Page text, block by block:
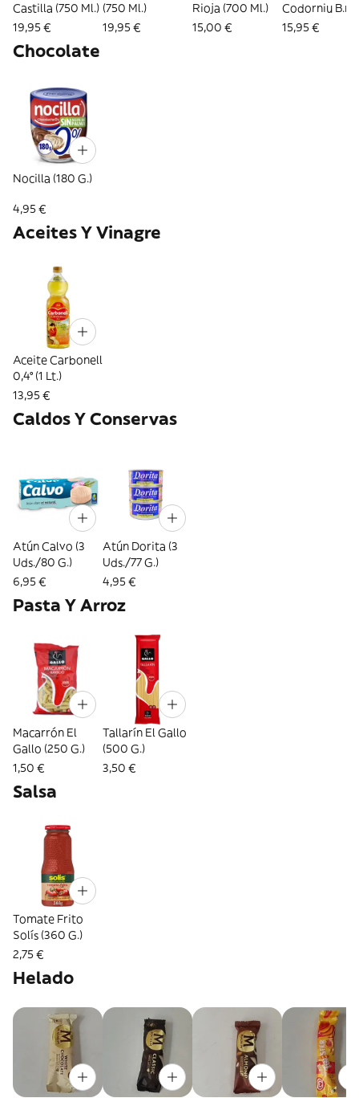
Castilla (750 Ml.)
19,95 €
(750 Ml.)
19,95 €
Rioja (700 Ml.)
15,00 €
Codorniu B.n.
Fría (750 Ml.)
15,95 €
Chocolate
Nocilla (180 G.)
4,95 €
Aceites Y Vinagre
Aceite Carbonell
0,4° (1 Lt.)
13,95 €
Caldos Y Conservas
Atún Calvo (3
Uds./80 G.)
6,95 €
Atún Dorita (3
Uds./77 G.)
4,95 €
Pasta Y Arroz
Macarrón El
Gallo (250 G.)
1,50 €
Tallarín El Gallo
(500 G.)
3,50 €
Salsa
Tomate Frito
Solís (360 G.)
2,75 €
Helado